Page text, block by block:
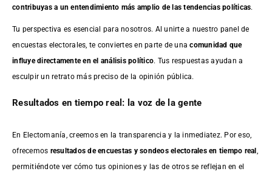
contribuyas a un entendimiento más amplio de las tendencias políticas.
Tu perspectiva es esencial para nosotros. Al unirte a nuestro panel de
encuestas electorales, te conviertes en parte de unacomunidad que
influye directamente en el análisis político. Tus respuestas ayudan a
esculpir un retrato más preciso de la opinión pública.
Resultados en tiempo real: la voz de la gente
En Electomanía, creemos en la transparencia y la inmediatez. Por eso,
ofrecemos resultados deencuestas y sondeos electorales en tiempo real
permitiéndote ver cómo tus opiniones y las de otros se reflejan en el